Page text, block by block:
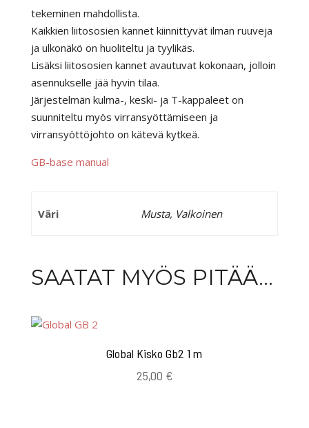
tekeminen mahdollista.
Kaikkien liitososien kannet kiinnittyvät ilman ruuveja
ja ulkonäkö on huoliteltu ja tyylikäs.
Lisäksi liitososien kannet avautuvat kokonaan, jolloin
asennukselle jää hyvin tilaa.
Järjestelmän kulma-, keski- ja T-kappaleet on
suunniteltu myös virransyöttämiseen ja
virransyöttöjohto on kätevä kytkeä.
GB-base manual
Väri Musta, Valkoinen
SAATAT MYÖS PITÄÄ...
Global Kisko Gb2 1 m
25,00 €